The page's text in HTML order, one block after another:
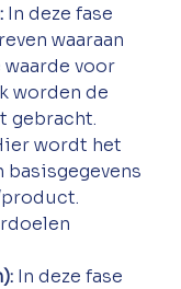
In deze fase
waaraan
voor
worden de
gebracht.
wordt het
basisgegevens
In deze fase